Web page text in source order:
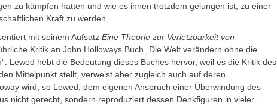
zu kämpfen hatten und wie es ihnen trotzdem gelungen ist, zu einer
Kraft zu werden.
mit seinem Aufsatz Eine Theorie zur Verletzbarkeit von
Kritik an John Holloways Buch „Die Welt verändern ohne die
Lewed hebt die Bedeutung dieses Buches hervor, weil es die Kritik des
Mittelpunkt stellt, verweist aber zugleich auch auf deren
wird, so Lewed, dem eigenen Anspruch einer Überwindung des
nicht gerecht, sondern reproduziert dessen Denkfiguren in vieler